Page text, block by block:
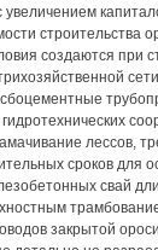
увеличением
строительства
создаются при
лессов,
сроков для
свай
закрытой